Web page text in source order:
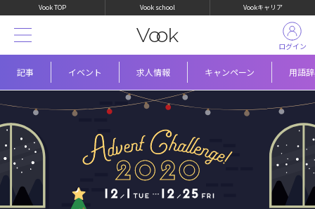
Vook TOP Vook school Vookキャリア
記事 イベント 求人情報 キャンペーン 用語
ログイン